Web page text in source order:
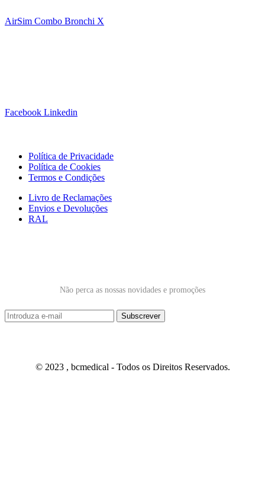
AirSim Combo Bronchi X
Facebook Linkedin
Política de Privacidade
Política de Cookies
Termos e Condições
Livro de Reclamações
Envios e Devoluções
RAL
Não perca as nossas novidades e promoções
© 2023 , bcmedical - Todos os Direitos Reservados.